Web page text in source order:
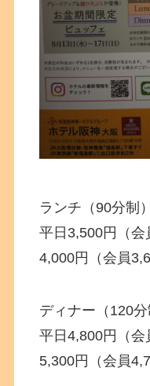
ランチ（90分制）
平日3,500円（
4,000円（会員
ディナー（120分
平日4,800円（
5,300円（会員